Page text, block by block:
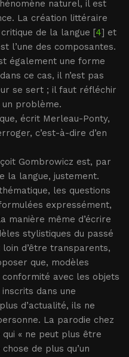
naturel, il est
La création littéraire
de la langue [4] et
l’une des composantes.
également une forme
ce cas, il n’est pas
se sert ; il faut réfléchir
problème.
écrit Merleau-Ponty,
c’est-à-dire d’en
Gombrowicz est, par
la langue, justement.
les questions
expressément,
manière même d’écrire
stylistiques du passé
d’être transparents,
que, modèles
avec les objets
dans une
d’actualité, ils ne
La parodie chez
qui « ne peut plus être
de plus qu’un